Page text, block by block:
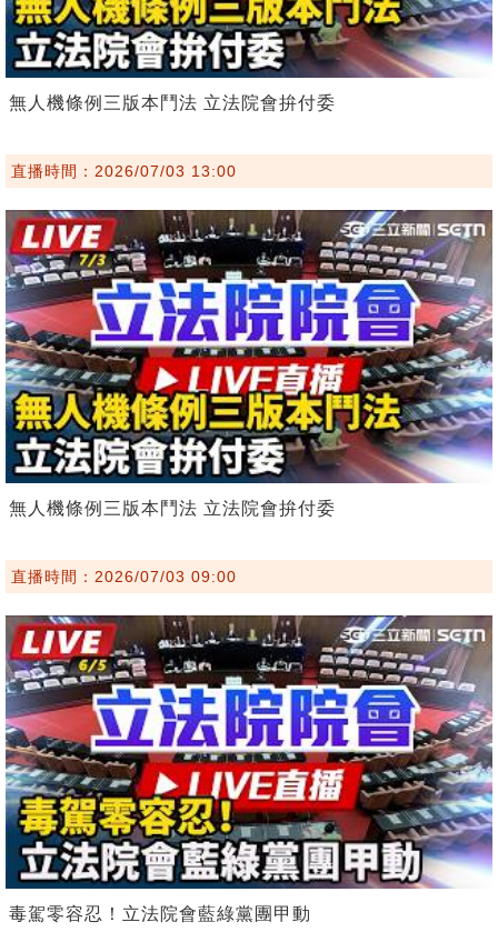
無人機條例三版本鬥法 立法院會拚付委
直播時間：2026/07/03 13:00
無人機條例三版本鬥法 立法院會拚付委
直播時間：2026/07/03 09:00
毒駕零容忍！立法院會藍綠黨團甲動